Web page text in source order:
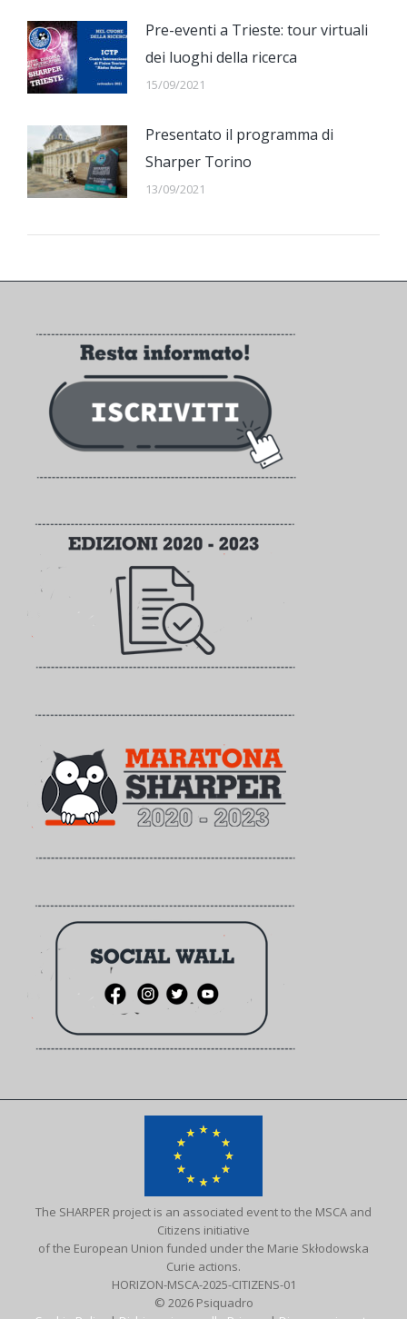
Pre-eventi a Trieste: tour virtuali
dei luoghi della ricerca
15/09/2021
Presentato il programma di
Sharper Torino
13/09/2021
The SHARPER project is an associated event to the MSCA and
Citizens initiative
of the European Union funded under the Marie Skłodowska
Curie actions.
HORIZON-MSCA-2025-CITIZENS-01
© 2026 Psiquadro